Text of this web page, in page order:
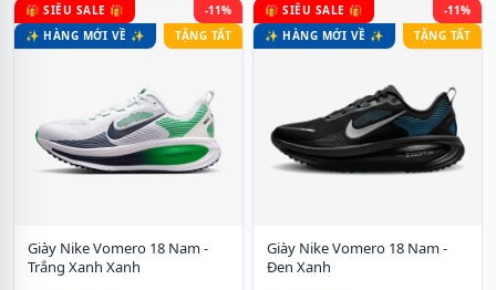
🎁 SIÊU SALE 🎁
✨ HÀNG MỚI VỀ ✨
-11%
TẶNG TẤT
Giày Nike Vomero 18 Nam -
Trắng Xanh Xanh
🎁 SIÊU SALE 🎁
✨ HÀNG MỚI VỀ ✨
-11%
TẶNG TẤT
Giày Nike Vomero 18 Nam -
Đen Xanh